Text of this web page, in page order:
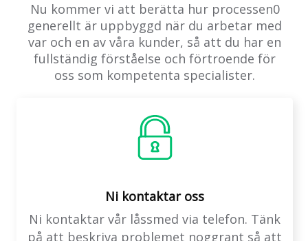
Nu kommer vi att berätta hur processen0
generellt är uppbyggd när du arbetar med
var och en av våra kunder, så att du har en
fullständig förståelse och förtroende för
oss som kompetenta specialister.
Ni kontaktar oss
Ni kontaktar vår låssmed via telefon. Tänk
på att beskriva problemet noggrant så att